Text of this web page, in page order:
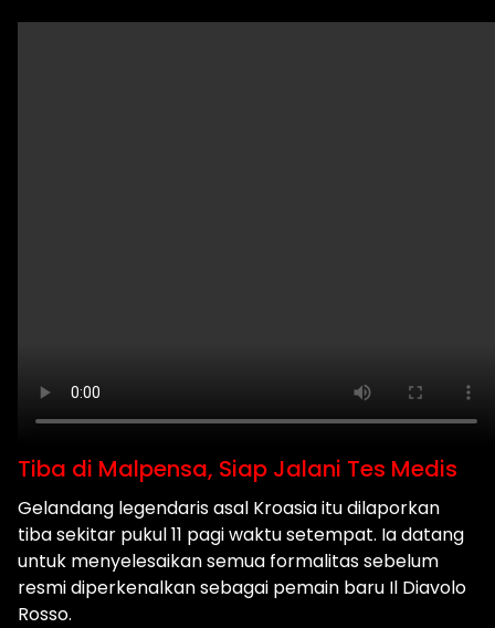
Tiba di Malpensa, Siap Jalani Tes Medis
Gelandang legendaris asal Kroasia itu dilaporkan
tiba sekitar pukul 11 pagi waktu setempat. Ia datang
untuk menyelesaikan semua formalitas sebelum
resmi diperkenalkan sebagai pemain baru Il Diavolo
Rosso.